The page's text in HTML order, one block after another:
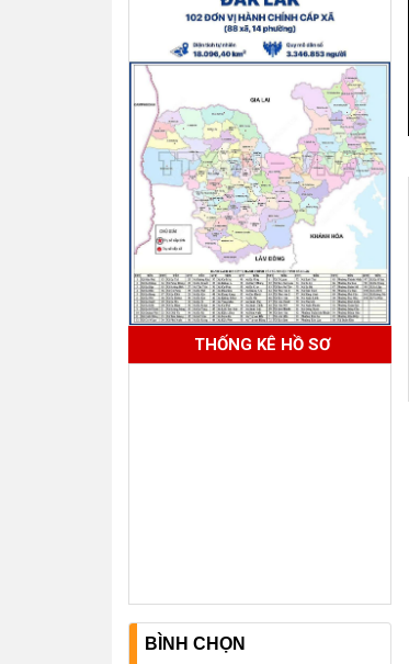
THỐNG KÊ HỒ SƠ
BÌNH CHỌN